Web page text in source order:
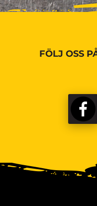
FÖLJ OSS